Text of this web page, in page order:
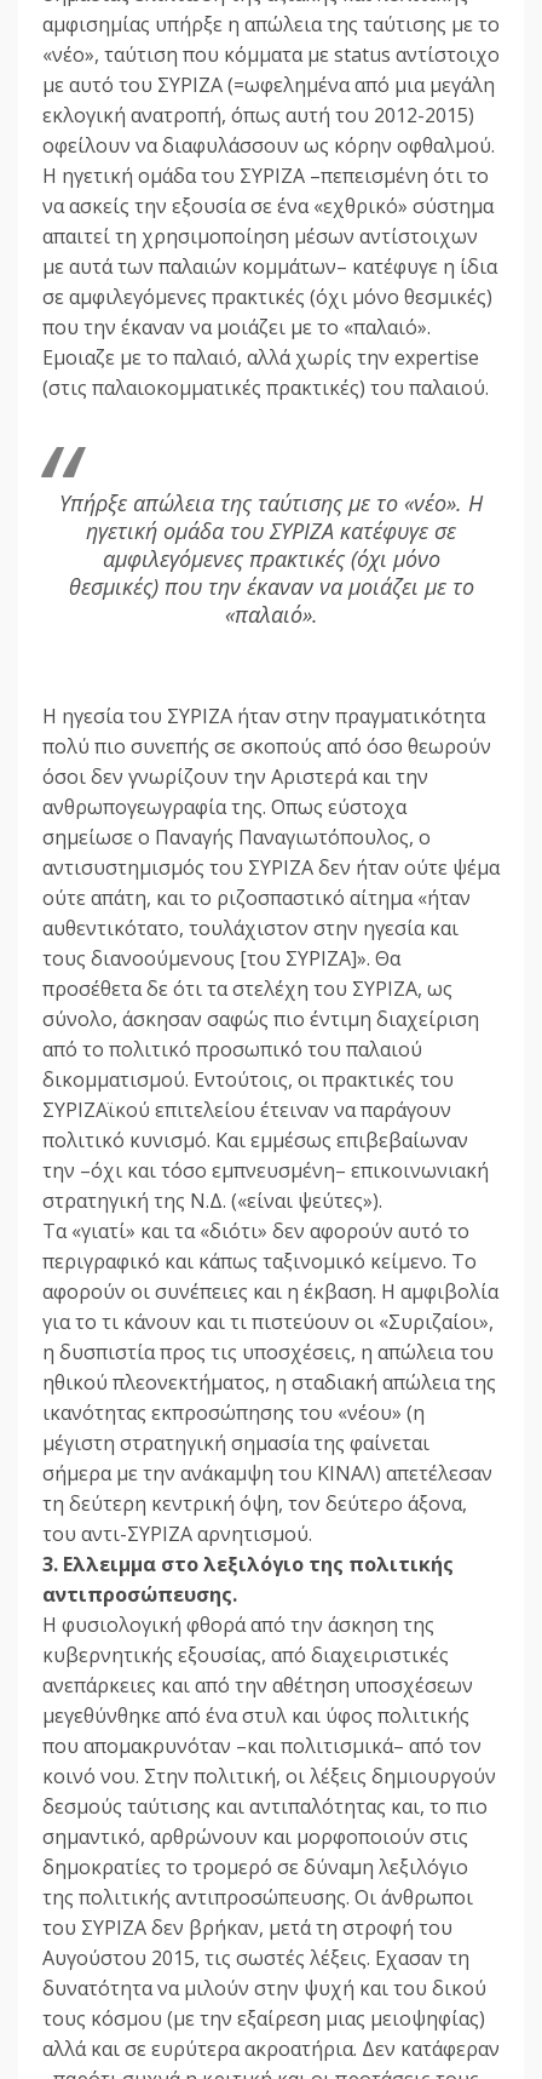
αμφισημίας υπήρξε η απώλεια της ταύτισης με το
«νέο», ταύτιση που κόμματα με status αντίστοιχο
με αυτό του ΣΥΡΙΖΑ (=ωφελημένα από μια μεγάλη
εκλογική ανατροπή, όπως αυτή του 2012-2015)
οφείλουν να διαφυλάσσουν ως κόρην οφθαλμού.
Η ηγετική ομάδα του ΣΥΡΙΖΑ –πεπεισμένη ότι το
να ασκείς την εξουσία σε ένα «εχθρικό» σύστημα
απαιτεί τη χρησιμοποίηση μέσων αντίστοιχων
με αυτά των παλαιών κομμάτων– κατέφυγε η ίδια
σε αμφιλεγόμενες πρακτικές (όχι μόνο θεσμικές)
που την έκαναν να μοιάζει με το «παλαιό».
Εμοιαζε με το παλαιό, αλλά χωρίς την expertise
(στις παλαιοκομματικές πρακτικές) του παλαιού.
Υπήρξε απώλεια της ταύτισης με το «νέο». Η
ηγετική ομάδα του ΣΥΡΙΖΑ κατέφυγε σε
αμφιλεγόμενες πρακτικές (όχι μόνο
θεσμικές) που την έκαναν να μοιάζει με το
«παλαιό».
Η ηγεσία του ΣΥΡΙΖΑ ήταν στην πραγματικότητα
πολύ πιο συνεπής σε σκοπούς από όσο θεωρούν
όσοι δεν γνωρίζουν την Αριστερά και την
ανθρωπογεωγραφία της. Οπως εύστοχα
σημείωσε ο Παναγής Παναγιωτόπουλος, ο
αντισυστημισμός του ΣΥΡΙΖΑ δεν ήταν ούτε ψέμα
ούτε απάτη, και το ριζοσπαστικό αίτημα «ήταν
αυθεντικότατο, τουλάχιστον στην ηγεσία και
τους διανοούμενους [του ΣΥΡΙΖΑ]». Θα
προσέθετα δε ότι τα στελέχη του ΣΥΡΙΖΑ, ως
σύνολο, άσκησαν σαφώς πιο έντιμη διαχείριση
από το πολιτικό προσωπικό του παλαιού
δικομματισμού. Εντούτοις, οι πρακτικές του
ΣΥΡΙΖΑϊκού επιτελείου έτειναν να παράγουν
πολιτικό κυνισμό. Και εμμέσως επιβεβαίωναν
την –όχι και τόσο εμπνευσμένη– επικοινωνιακή
στρατηγική της Ν.Δ. («είναι ψεύτες»).
Τα «γιατί» και τα «διότι» δεν αφορούν αυτό το
περιγραφικό και κάπως ταξινομικό κείμενο. Το
αφορούν οι συνέπειες και η έκβαση. Η αμφιβολία
για το τι κάνουν και τι πιστεύουν οι «Συριζαίοι»,
η δυσπιστία προς τις υποσχέσεις, η απώλεια του
ηθικού πλεονεκτήματος, η σταδιακή απώλεια της
ικανότητας εκπροσώπησης του «νέου» (η
μέγιστη στρατηγική σημασία της φαίνεται
σήμερα με την ανάκαμψη του ΚΙΝΑΛ) απετέλεσαν
τη δεύτερη κεντρική όψη, τον δεύτερο άξονα,
του αντι-ΣΥΡΙΖΑ αρνητισμού.
3. Ελλειμμα στο λεξιλόγιο της πολιτικής
αντιπροσώπευσης.
Η φυσιολογική φθορά από την άσκηση της
κυβερνητικής εξουσίας, από διαχειριστικές
ανεπάρκειες και από την αθέτηση υποσχέσεων
μεγεθύνθηκε από ένα στυλ και ύφος πολιτικής
που απομακρυνόταν –και πολιτισμικά– από τον
κοινό νου. Στην πολιτική, οι λέξεις δημιουργούν
δεσμούς ταύτισης και αντιπαλότητας και, το πιο
σημαντικό, αρθρώνουν και μορφοποιούν στις
δημοκρατίες το τρομερό σε δύναμη λεξιλόγιο
της πολιτικής αντιπροσώπευσης. Οι άνθρωποι
του ΣΥΡΙΖΑ δεν βρήκαν, μετά τη στροφή του
Αυγούστου 2015, τις σωστές λέξεις. Εχασαν τη
δυνατότητα να μιλούν στην ψυχή και του δικού
τους κόσμου (με την εξαίρεση μιας μειοψηφίας)
αλλά και σε ευρύτερα ακροατήρια. Δεν κατάφεραν